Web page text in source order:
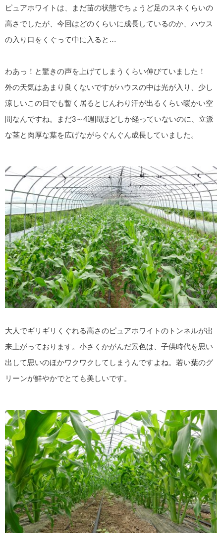
ピュアホワイトは、まだ苗の状態でちょうど足のスネくらいの
高さでしたが、今回はどのくらいに成長しているのか、ハウス
の入り口をくぐって中に入ると…
わあっ！と驚きの声を上げてしまうくらい伸びていました！
外の天気はあまり良くないですがハウスの中は光が入り、少し
涼しいこの日でも暫く居るとじんわり汗が出るくらい暖かい空
間なんですね。まだ3～4週間ほどしか経っていないのに、立派
な茎と肉厚な葉を広げながらぐんぐん成長していました。
大人でギリギリくぐれる高さのピュアホワイトのトンネルが出
来上がっております。小さくかがんだ景色は、子供時代を思い
出して思いのほかワクワクしてしまうんですよね。若い葉のグ
リーンが鮮やかでとても美しいです。